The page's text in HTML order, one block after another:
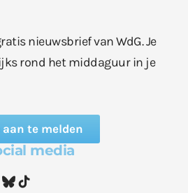
nieuwsbrief van WdG. Je
rond het middaguur in je
te melden
media